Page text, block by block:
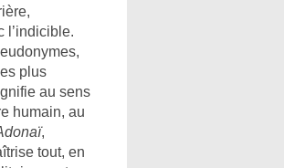
l’indicible.
plus
au sens
humain, au
,
tout, en